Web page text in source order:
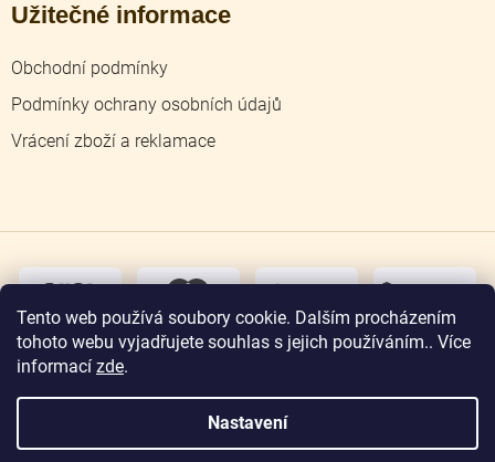
Tento web používá soubory cookie. Dalším procházením
tohoto webu vyjadřujete souhlas s jejich používáním.. Více
informací zde.
Nastavení
Užitečné informace
Obchodní podmínky
Podmínky ochrany osobních údajů
Vrácení zboží a reklamace
osobní
Copyright 2026Zlatnictví Jičín. Všechna práva